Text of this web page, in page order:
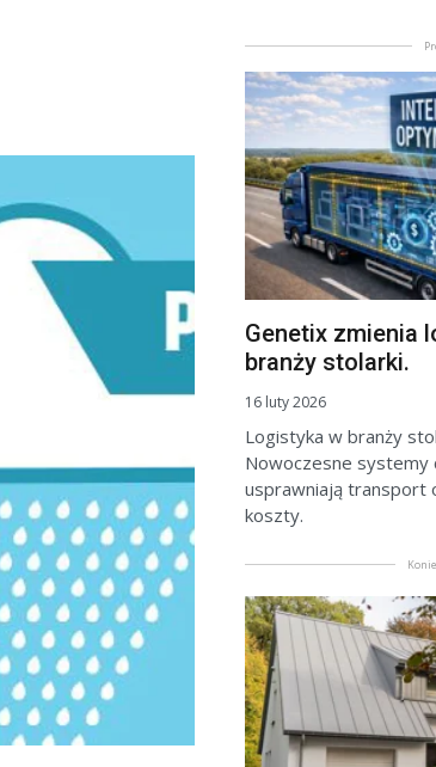
Genetix zmienia
branży stolarki.
16 luty 2026
Logistyka w branży
Nowoczesne systemy
usprawniają transport
koszty.